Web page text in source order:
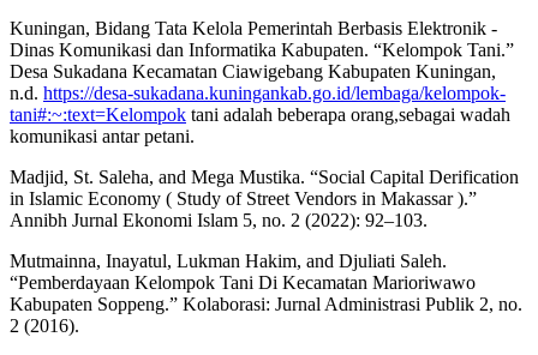
Kuningan, Bidang Tata Kelola Pemerintah Berbasis Elektronik -
Dinas Komunikasi dan Informatika Kabupaten. “Kelompok Tani.”
Desa Sukadana Kecamatan Ciawigebang Kabupaten Kuningan,
n.d. https://desa-sukadana.kuningankab.go.id/lembaga/kelompok-
tani#:~:text=Kelompok tani adalah beberapa orang,sebagai wadah
komunikasi antar petani.
Madjid, St. Saleha, and Mega Mustika. “Social Capital Derification
in Islamic Economy ( Study of Street Vendors in Makassar ).”
Annibh Jurnal Ekonomi Islam 5, no. 2 (2022): 92–103.
Mutmainna, Inayatul, Lukman Hakim, and Djuliati Saleh.
“Pemberdayaan Kelompok Tani Di Kecamatan Marioriwawo
Kabupaten Soppeng.” Kolaborasi: Jurnal Administrasi Publik 2, no.
2 (2016).